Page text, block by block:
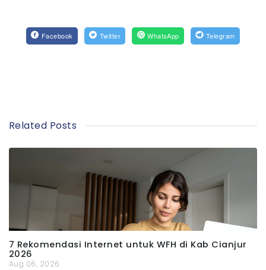
Facebook Twitter WhatsApp Telegram
Related Posts
7 Rekomendasi Internet untuk WFH di Kab Cianjur
2026
Aug 06, 2026